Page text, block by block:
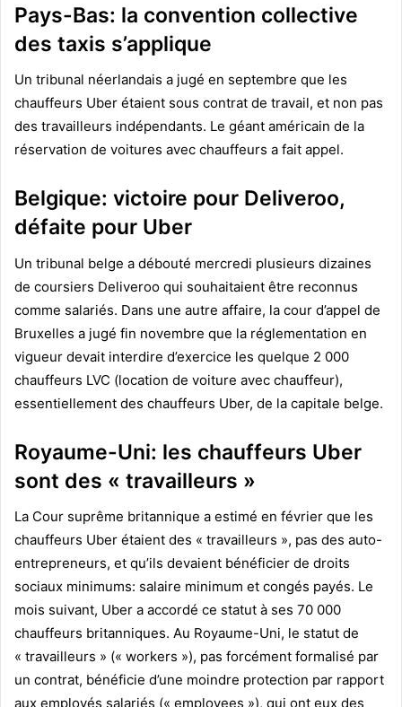
Pays-Bas: la convention collective
des taxis s’applique
Un tribunal néerlandais a jugé en septembre que les
chauffeurs Uber étaient sous contrat de travail, et non pas
des travailleurs indépendants. Le géant américain de la
réservation de voitures avec chauffeurs a fait appel.
Belgique: victoire pour Deliveroo,
défaite pour Uber
Un tribunal belge a débouté mercredi plusieurs dizaines
de coursiers Deliveroo qui souhaitaient être reconnus
comme salariés. Dans une autre affaire, la cour d’appel de
Bruxelles a jugé fin novembre que la réglementation en
vigueur devait interdire d’exercice les quelque 2 000
chauffeurs LVC (location de voiture avec chauffeur),
essentiellement des chauffeurs Uber, de la capitale belge.
Royaume-Uni: les chauffeurs Uber
sont des « travailleurs »
La Cour suprême britannique a estimé en février que les
chauffeurs Uber étaient des « travailleurs », pas des auto-
entrepreneurs, et qu’ils devaient bénéficier de droits
sociaux minimums: salaire minimum et congés payés. Le
mois suivant, Uber a accordé ce statut à ses 70 000
chauffeurs britanniques. Au Royaume-Uni, le statut de
« travailleurs » (« workers »), pas forcément formalisé par
un contrat, bénéficie d’une moindre protection par rapport
aux employés salariés (« employees »), qui ont eux des